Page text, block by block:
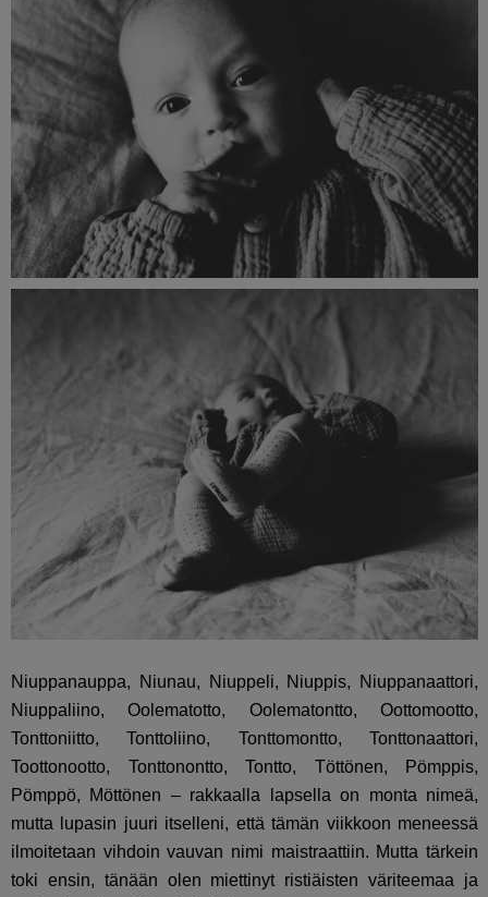
Niuppanauppa, Niunau, Niuppeli, Niuppis, Niuppanaattori,
Niuppaliino, Oolematotto, Oolematontto, Oottomootto,
Tonttoniitto, Tonttoliino, Tonttomontto, Tonttonaattori,
Toottonootto, Tonttonontto, Tontto, Töttönen, Pömppis,
Pömppö, Möttönen – rakkaalla lapsella on monta nimeä,
mutta lupasin juuri itselleni, että tämän viikkoon meneessä
ilmoitetaan vihdoin vauvan nimi maistraattiin. Mutta tärkein
toki ensin, tänään olen miettinyt ristiäisten väriteemaa ja